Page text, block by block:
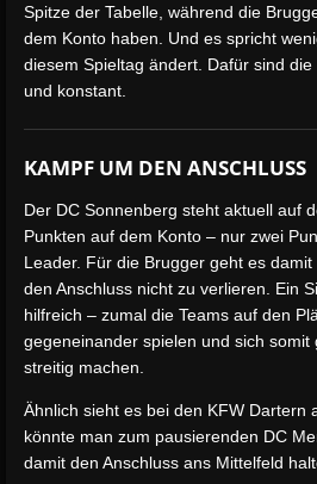
Spitze der Tabelle, während die
dem Konto haben. Und es spricht
diesem Spieltag ändert. Dafür sind
und konstant.
KAMPF UM DEN ANSCHLUSS
Der DC Sonnenberg steht aktuell auf
Punkten auf dem Konto – nur zwei
Leader. Für die Brugger geht es
den Anschluss nicht zu verlieren. Ein
hilfreich – zumal die Teams auf den
gegeneinander spielen und sich somit
streitig machen.
Ähnlich sieht es bei den KFW Dartern
könnte man zum pausierenden DC
damit den Anschluss ans Mittelfeld